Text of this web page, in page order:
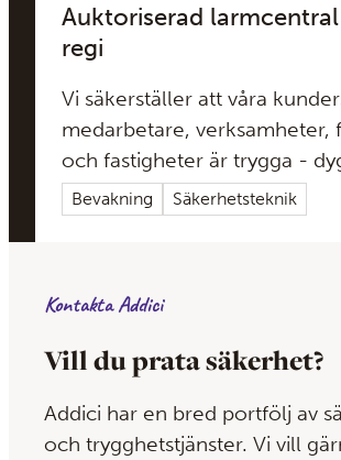
Auktoriserad
regi
Vi säkerställer att våra
medarbetare, verksamheter,
och fastigheter är trygga -
året om. Larmcentralen är
våra säkerhetsuppdrag. Den är
Bevakning Säkerhetsteknik
Kontakta Addici
Vill du prata säkerhet?
Addici har en bred portfölj av
och trygghetstjänster. Vi vill